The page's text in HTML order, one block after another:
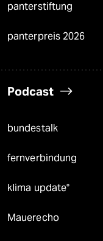
panterstiftung
panterpreis 2026
Podcast
bundestalk
fernverbindung
klima update°
Mauerecho